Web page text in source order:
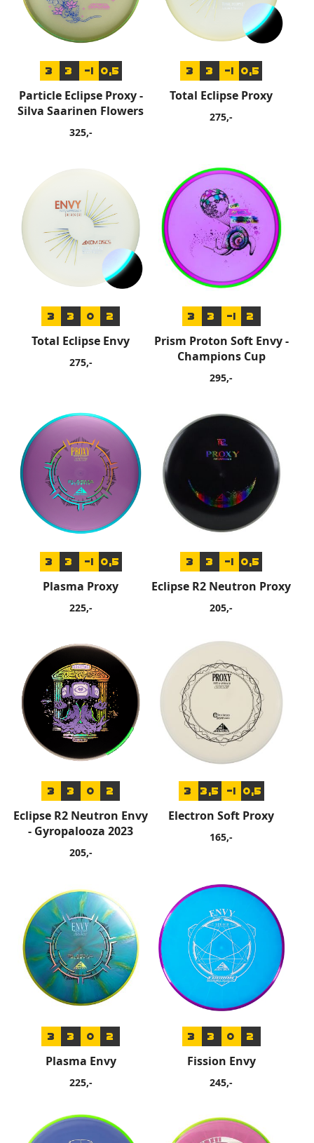
3 3 -1 0,5
Particle Eclipse Proxy -
Silva Saarinen Flowers
325,-
3 3 -1 0,5
Total Eclipse Proxy
275,-
3 3 0 2
Total Eclipse Envy
275,-
3 3 -1 2
Prism Proton Soft Envy -
Champions Cup
295,-
3 3 -1 0,5
Plasma Proxy
225,-
3 3 -1 0,5
Eclipse R2 Neutron Proxy
205,-
3 3 0 2
Eclipse R2 Neutron Envy
- Gyropalooza 2023
205,-
3 3,5 -1 0,5
Electron Soft Proxy
165,-
3 3 0 2
Plasma Envy
225,-
3 3 0 2
Fission Envy
245,-